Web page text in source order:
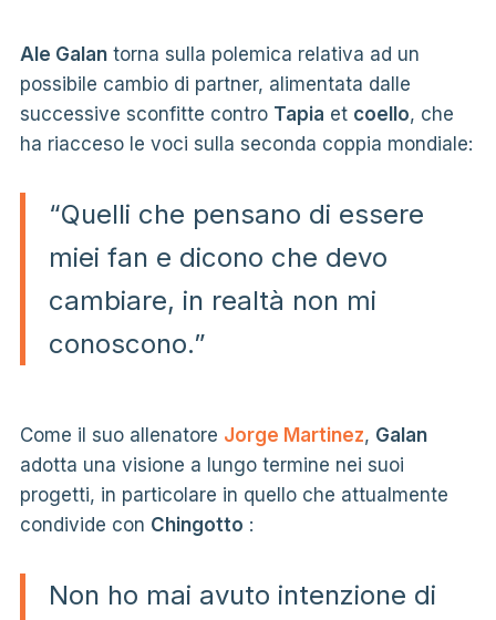
Ale Galantorna sulla polemica relativa ad un
possibile cambio di partner, alimentata dalle
successive sconfitte contro Tapia et coello, che
ha riacceso le voci sulla seconda coppia mondiale:
“Quelli che pensano di essere
miei fan e dicono che devo
cambiare, in realtà non mi
conoscono.”
Come il suo allenatore Jorge Martinez, Galan
adotta una visione a lungo termine nei suoi
progetti, in particolare in quello che attualmente
condivide con Chingotto :
Non ho mai avuto intenzione di